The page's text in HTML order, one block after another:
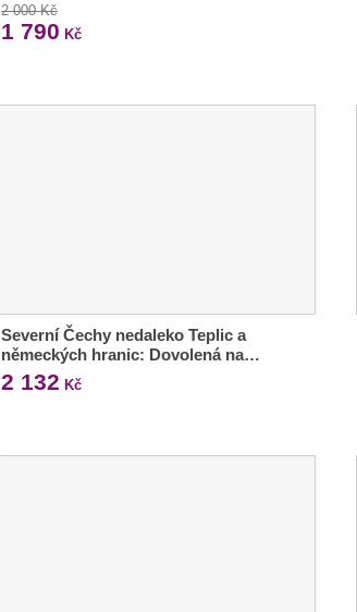
2 000 Kč
1 790 Kč
Severní Čechy nedaleko Teplic a
německých hranic: Dovolená na…
2 132 Kč